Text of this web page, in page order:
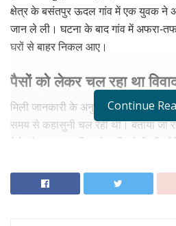
क्षेत्र के बसंतपुर ऊदल गांव में एक युवक ने
जान ले ली। घटना के बाद गांव में अफरा-
घरों से बाहर निकल आए।
पैसों को लेकर चल रहा था
मिली जानकारी के अनुसार, परिवार में
समय से कहासुनी चल रही थी। बताया जा
RELATED NEWS
Continue